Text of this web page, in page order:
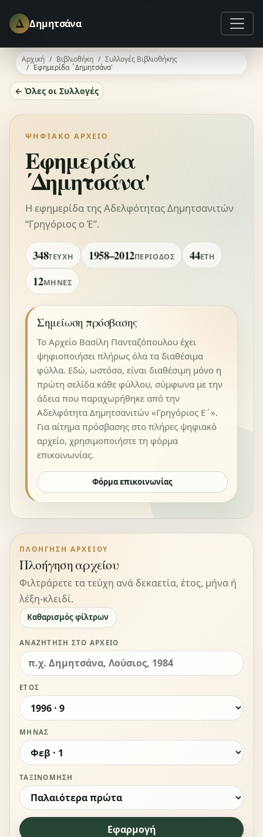
Δ Δημητσάνα
Αρχική Βιβλιοθήκη
Συλλογές Βιβλιοθήκης
Εφημερίδα ΄Δημητσάνα'
← Όλες οι Συλλογές
ΨΗΦΙΑΚΌ ΑΡΧΕΊΟ
Εφημερίδα
΄Δημητσάνα'
Η εφημερίδα της Αδελφότητας Δημητσανιτών
“Γρηγόριος ο Έ”.
348ΤΕΎΧΗ 1958–2012ΠΕΡΊΟΔΟΣ 44ΈΤΗ
12ΜΉΝΕΣ
Σημείωση πρόσβασης
Το Αρχείο Βασίλη Πανταζόπουλου έχει
ψηφιοποιήσει πλήρως όλα τα διαθέσιμα
φύλλα. Εδώ, ωστόσο, είναι διαθέσιμη μόνο η
πρώτη σελίδα κάθε φύλλου, σύμφωνα με την
άδεια που παραχωρήθηκε από την
Αδελφότητα Δημητσανιτών «Γρηγόριος Ε΄».
Για αίτημα πρόσβασης στο πλήρες ψηφιακό
αρχείο, χρησιμοποιήστε τη φόρμα
επικοινωνίας.
Φόρμα επικοινωνίας
ΠΛΟΉΓΗΣΗ ΑΡΧΕΊΟΥ
Πλοήγηση αρχείου
Φιλτράρετε τα τεύχη ανά δεκαετία, έτος, μήνα ή
λέξη-κλειδί.
Καθαρισμός φίλτρων
ΑΝΑΖΉΤΗΣΗ ΣΤΟ ΑΡΧΕΊΟ
ΈΤΟΣ
ΜΉΝΑΣ
ΤΑΞΙΝΌΜΗΣΗ
Εφαρμογή